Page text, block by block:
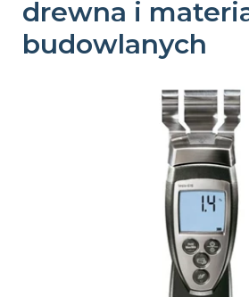
drewna i
budowlanych